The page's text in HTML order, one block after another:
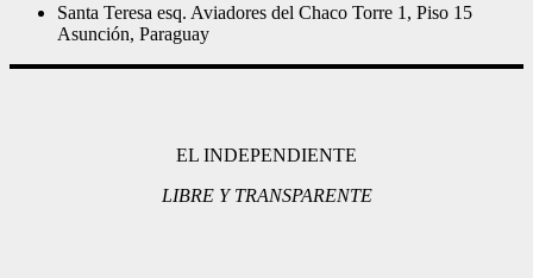
Santa Teresa esq. Aviadores del Chaco Torre 1, Piso 15
Asunción, Paraguay
EL INDEPENDIENTE
LIBRE Y TRANSPARENTE